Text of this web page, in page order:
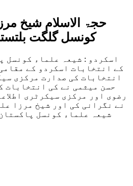
حجۃ الاسلام شیخ
کونسل گلگت
اسکردو : شیعہ علماء کونسل
کے انتخابات اسکردو کے
انتخابات کی صدارت مرکزی
حسن میثمی نے کی انتخابات
رضوی اور مرکزی سیکرٹری
نے نگرانی کی اور شیخ مرزا
شیعہ علماء کونسل